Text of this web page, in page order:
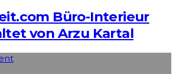
Büro-Interieur
von Arzu Kartal